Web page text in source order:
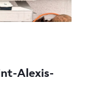
Alexis-